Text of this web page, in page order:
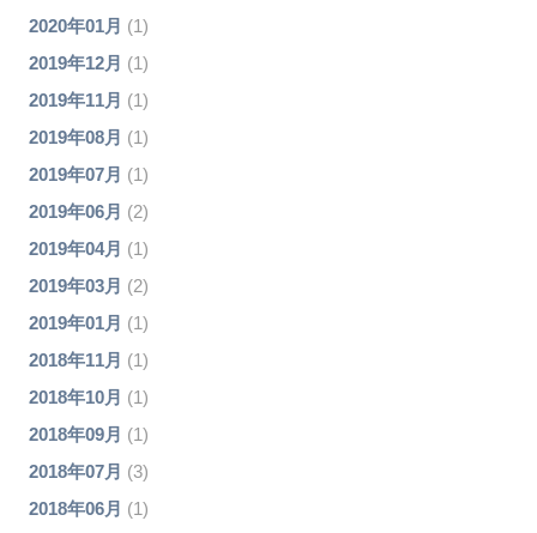
2020年01月 (1)
2019年12月 (1)
2019年11月 (1)
2019年08月 (1)
2019年07月 (1)
2019年06月 (2)
2019年04月 (1)
2019年03月 (2)
2019年01月 (1)
2018年11月 (1)
2018年10月 (1)
2018年09月 (1)
2018年07月 (3)
2018年06月 (1)